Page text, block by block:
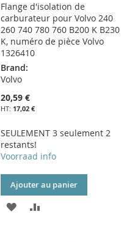
Flange d'isolation de
carburateur pour Volvo 240
260 740 780 760 B200 K B230
K, numéro de pièce Volvo
1326410
Brand:
Volvo
20,59 €
17,02 €
SEULEMENT 3 seulement 2
restants!
Voorraad info
Ajouter au panier
AJOUTER